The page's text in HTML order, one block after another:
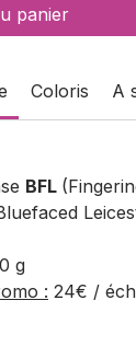
panier
Coloris A
BFL
g
: 24€ /